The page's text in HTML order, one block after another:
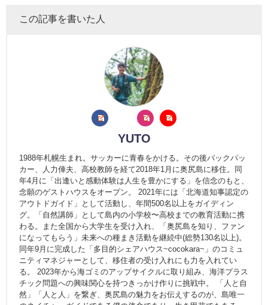
この記事を書いた人
YUTO
1988年札幌生まれ。サッカーに青春をかける。その後バックパッ
カー、人力俥夫、高校教師を経て2018年1月に奥尻島に移住。同
年4月に「出逢いと感動体験は人生を豊かにする」を信念のもと、
念願のゲストハウスをオープン。 2021年には「北海道知事認定の
アウトドガイド」として活動し、年間500名以上をガイディン
グ。「自然講師」として島内の小学校〜高校までの教育活動に携
わる。また全国から大学生を受け入れ、「奥尻島を知り、ファン
になってもらう」未来への種まき活動を継続中(総勢130名以上)。
同年9月に完成した「多目的シェアハウス~cocokara~」のコミュ
ニティマネジャーとして、移住者の受け入れにも力を入れてい
る。 2023年から海ゴミのアップサイクルに取り組み、海洋プラス
チック問題への興味関心を持つきっかけ作りに挑戦中。 「人と自
然」「人と人」を繋ぎ、奥尻島の魅力をお伝えするのが、島唯一